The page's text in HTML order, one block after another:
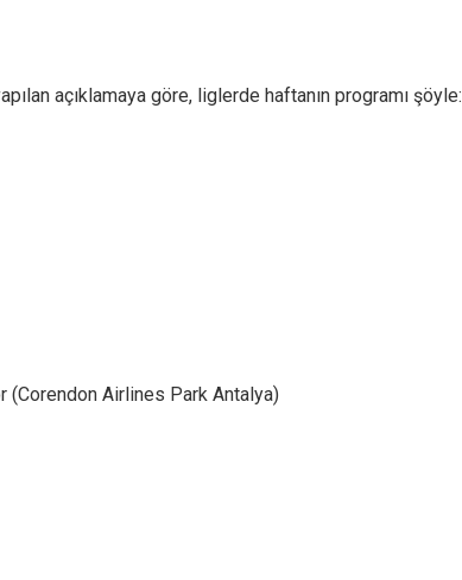
açıklamaya göre, liglerde haftanın programı şöyle:
Airlines Park Antalya)